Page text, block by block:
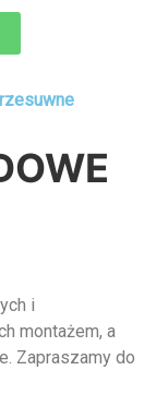
i
montażem, a
Zapraszamy do